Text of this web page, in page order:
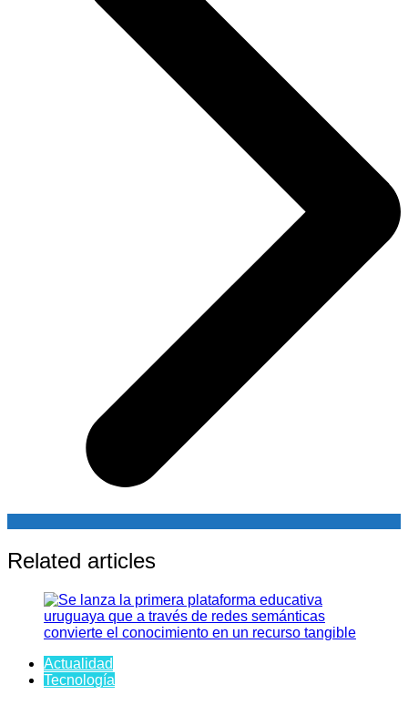
Related articles
Actualidad
Tecnología